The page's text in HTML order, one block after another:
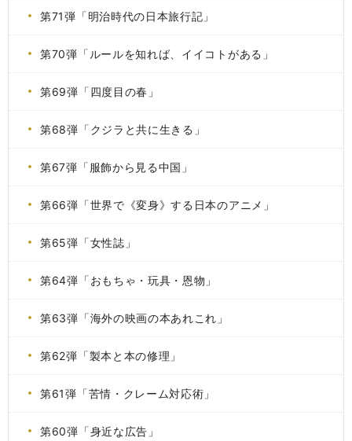
第71弾「明治時代の日本旅行記」
第70弾「ルールを知れば、イイコトがある」
第69弾「四度目の春」
第68弾「クジラと共に生きる」
第67弾「服飾から見る中国」
第66弾「世界で《変身》する日本のアニメ」
第65弾「女性誌」
第64弾「おもちゃ・玩具・恩物」
第63弾「海外の映画の本あれこれ」
第62弾「製本と本の修理」
第61弾「苦情・クレーム対応術」
第60弾「身近な広告」